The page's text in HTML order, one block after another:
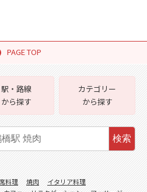
PAGE TOP
駅・路線
から探す
カテゴリー
から探す
検索
料理 焼肉
イタリア料理